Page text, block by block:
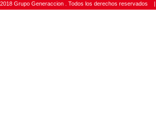
2018 Grupo Generaccion . Todos los derechos reservados |